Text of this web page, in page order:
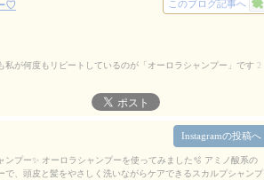
♡
が何度もリピートしているのが「オーロラシャンプー」です 2
このブログ記事へ
ンプー✨ オーロラシャンプーを使ってみました🫧 アミノ酸系の
で、頭皮と髪をやさしく洗いながらケアできるスカルプシャンプ
Instagramの投稿へ